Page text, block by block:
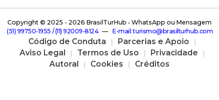
Copyright © 2025 - 2026 BrasilTurHub • WhatsApp ou Mensagem
( 5 1 ) 9 9 7 5 0 - 1 9 5 5 / ( 1 1 ) 9 2 0 0 9 - 8 1 2 4—E - m a i l : t u r i s m o @ b r a s i l t u r h u b . c o m
Código de Conduta
Parcerias e Apoio
Aviso Legal
Termos de Uso
Privacidade
Autoral
Cookies Créditos